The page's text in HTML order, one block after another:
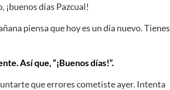
¡buenos días Pazcual!
piensa que hoy es un día nuevo. Tienes
Así que, “¡Buenos días!”.
que errores cometiste ayer. Intenta